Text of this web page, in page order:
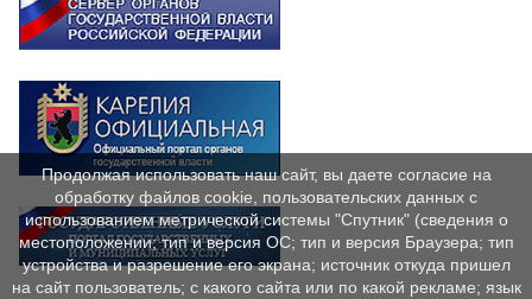
Продолжая использовать наш сайт, вы даете согласие на
обработку файлов cookie, пользовательских данных с
использованием метрической системы "Спутник" (сведения о
местоположении; тип и версия ОС; тип и версия Браузера; тип
устройства и разрешение его экрана; источник откуда пришел
на сайт пользователь; с какого сайта или по какой рекламе; язык